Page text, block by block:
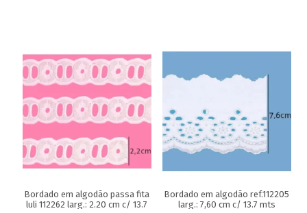
Bordado em algodão passa fita
luli 112262 larg.: 2.20 cm c/ 13.7
Bordado em algodão ref.112205
larg.: 7,60 cm c/ 13.7 mts